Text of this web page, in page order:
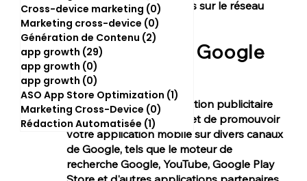
réponses à ces questions sur le réseau
Google UAC !
Qu'est-ce que Google
UAC ?
Google UAC est une solution publicitaire
complète qui vous permet de promouvoir
votre application mobile sur divers canaux
de Google, tels que le moteur de
recherche Google, YouTube, Google Play
Cross-device marketing (0)
0 post
Marketing cross-device (0)
Génération de Contenu (2)
app growth (29)
app growth (0)
app growth (0)
ASO App Store Optimization (1)
Marketing Cross-Device (0)
0 post
Rédaction Automatisée (1)